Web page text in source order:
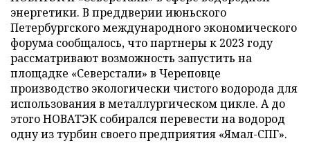
энергетики. В преддверии июньского
Петербургского международного экономического
форума сообщалось, что партнеры к 2023 году
рассматривают возможность запустить на
площадке «Северстали» в Череповце
производство экологически чистого водорода для
использования в металлургическом цикле. А до
этого НОВАТЭК собирался перевести на водород
одну из турбин своего предприятия «Ямал-СПГ».